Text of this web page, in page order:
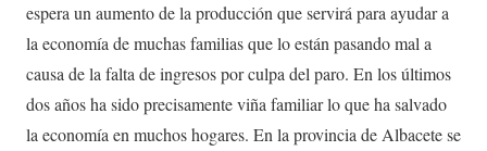
espera un aumento de la producción que servirá para ayudar a
la economía de muchas familias que lo están pasando mal a
causa de la falta de ingresos por culpa del paro. En los últimos
dos años ha sido precisamente viña familiar lo que ha salvado
la economía en muchos hogares. En la provincia de Albacete se